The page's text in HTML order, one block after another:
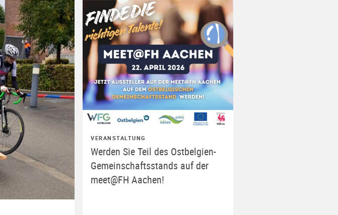
VERANSTALTUNG
Werden Sie Teil des Ostbelgien-
Gemeinschaftsstands auf der
meet@FH Aachen!